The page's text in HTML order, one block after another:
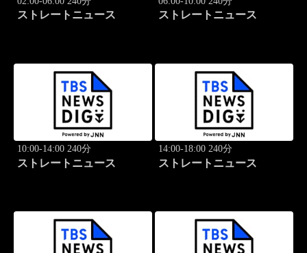
ストレートニュース ストレートニュース
10:00-14:00 240分
ストレートニュース
14:00-18:00 240分
ストレートニュース